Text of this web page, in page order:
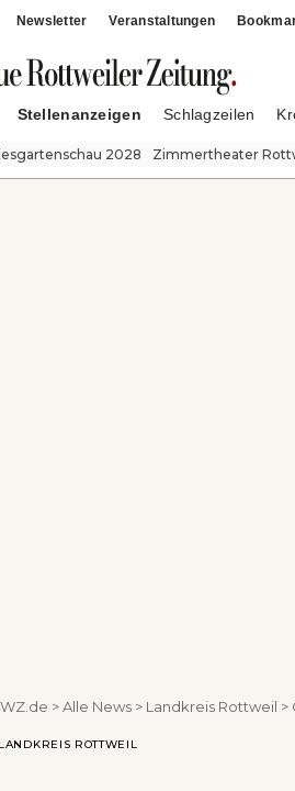
Newsletter Veranstaltungen
Stellenanzeigen Schlagzeilen
2028 Zimmertheater
>Alle News > Landkreis Rottweil >
LANDKREIS ROTTWEIL